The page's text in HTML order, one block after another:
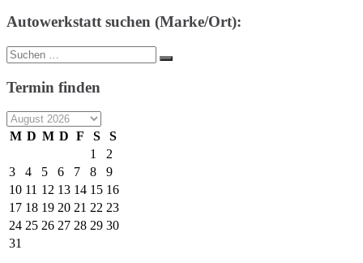
Autowerkstatt suchen (Marke/Ort):
Suche
nach:
Suchen
Termin finden
M D M D F S
S
1
2
3
4 5 6 7 8
9
10 11 12 13 14 15 16
17 18 19 20 21 22 23
24 25 26 27 28 29 30
31